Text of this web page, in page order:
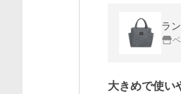
ラ
大きめで使い